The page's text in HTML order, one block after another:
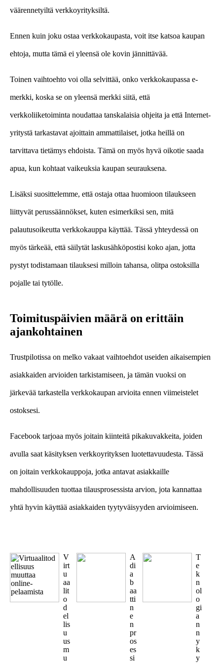
väärennetyiltä verkkoyrityksiltä.
Ennen kuin joku ostaa verkkokaupasta, voit itse katsoa kaupan
ehtoja, mutta tämä ei yleensä ole kovin jännittävää.
Toinen vaihtoehto voi olla selvittää, onko verkkokaupassa e-
merkki, koska se on yleensä merkki siitä, että
verkkoliiketoiminta noudattaa tanskalaisia ohjeita ja että Internet-
yritystä tarkastavat ajoittain ammattilaiset, jotka heillä on
tarvittava tietämys ehdoista. Tämä on myös hyvä oikotie saada
apua, kun kohtaat vaikeuksia kaupan seurauksena.
Lisäksi suosittelemme, että ostaja ottaa huomioon tilaukseen
liittyvät perussäännökset, kuten esimerkiksi sen, mitä
palautusoikeutta verkkokauppa käyttää. Tässä yhteydessä on
myös tärkeää, että säilytät laskusähköpostisi koko ajan, jotta
pystyt todistamaan tilauksesi milloin tahansa, olitpa ostoksilla
pojalle tai tytölle.
Toimituspäivien määrä on erittäin
ajankohtainen
Trustpilotissa on melko vakaat vaihtoehdot useiden aikaisempien
asiakkaiden arvioiden tarkistamiseen, ja tämän vuoksi on
järkevää tarkastella verkkokaupan arvioita ennen viimeistelet
ostoksesi.
Facebook tarjoaa myös joitain kiinteitä pikakuvakkeita, joiden
avulla saat käsityksen verkkoyrityksen luotettavuudesta. Tässä
on joitain verkkokauppoja, jotka antavat asiakkaille
mahdollisuuden tuottaa tilausprosessista arvion, jota kannattaa
yhtä hyvin käyttää asiakkaiden tyytyväisyyden arvioimiseen.
V
irt
u
aa
lit
o
d
el
lis
u
us
m
u
A
di
a
b
aa
tti
n
e
n
pr
os
es
si
T
e
k
n
ol
o
gi
a
n
n
y
k
y